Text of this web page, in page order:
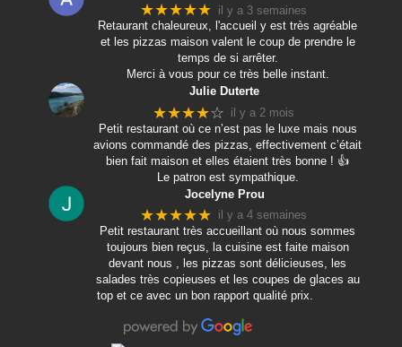
★★★★★ il y a 3 semaines
Retaurant chaleureux, l'accueil y est très agréable
et les pizzas maison valent le coup de prendre le
temps de si arrêter.
Merci à vous pour ce très belle instant.
Julie Duterte
★★★★☆ il y a 2 mois
Petit restaurant où ce n’est pas le luxe mais nous
avions commandé des pizzas, effectivement c’était
bien fait maison et elles étaient très bonne ! 👍
Le patron est sympathique.
Jocelyne Prou
★★★★★ il y a 4 semaines
Petit restaurant très accueillant où nous sommes
toujours bien reçus, la cuisine est faite maison
devant nous , les pizzas sont délicieuses, les
salades très copieuses et les coupes de glaces au
top et ce avec un bon rapport qualité prix.